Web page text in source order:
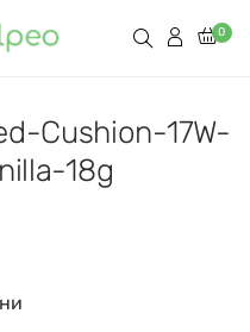
0
Cushion-17W-
18g